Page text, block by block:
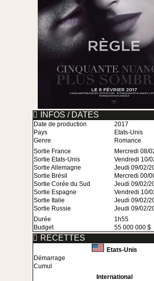
INFOS / DATES
Date de production
2017
Pays
Etats-Unis
Genre
Romance
Sortie France
Mercredi 08/
Sortie Etats-Unis
Vendredi 10/
Sortie Allemagne
Jeudi 09/02/
Sortie Brésil
Mercredi 00/
Sortie Corée du Sud
Jeudi 09/02/
Sortie Espagne
Vendredi 10/
Sortie Italie
Jeudi 09/02/
Sortie Russie
Jeudi 09/02/
Durée
1h55
Budget
55 000 000 $
RECETTES
Etats-Unis
Démarrage
Cumul
International